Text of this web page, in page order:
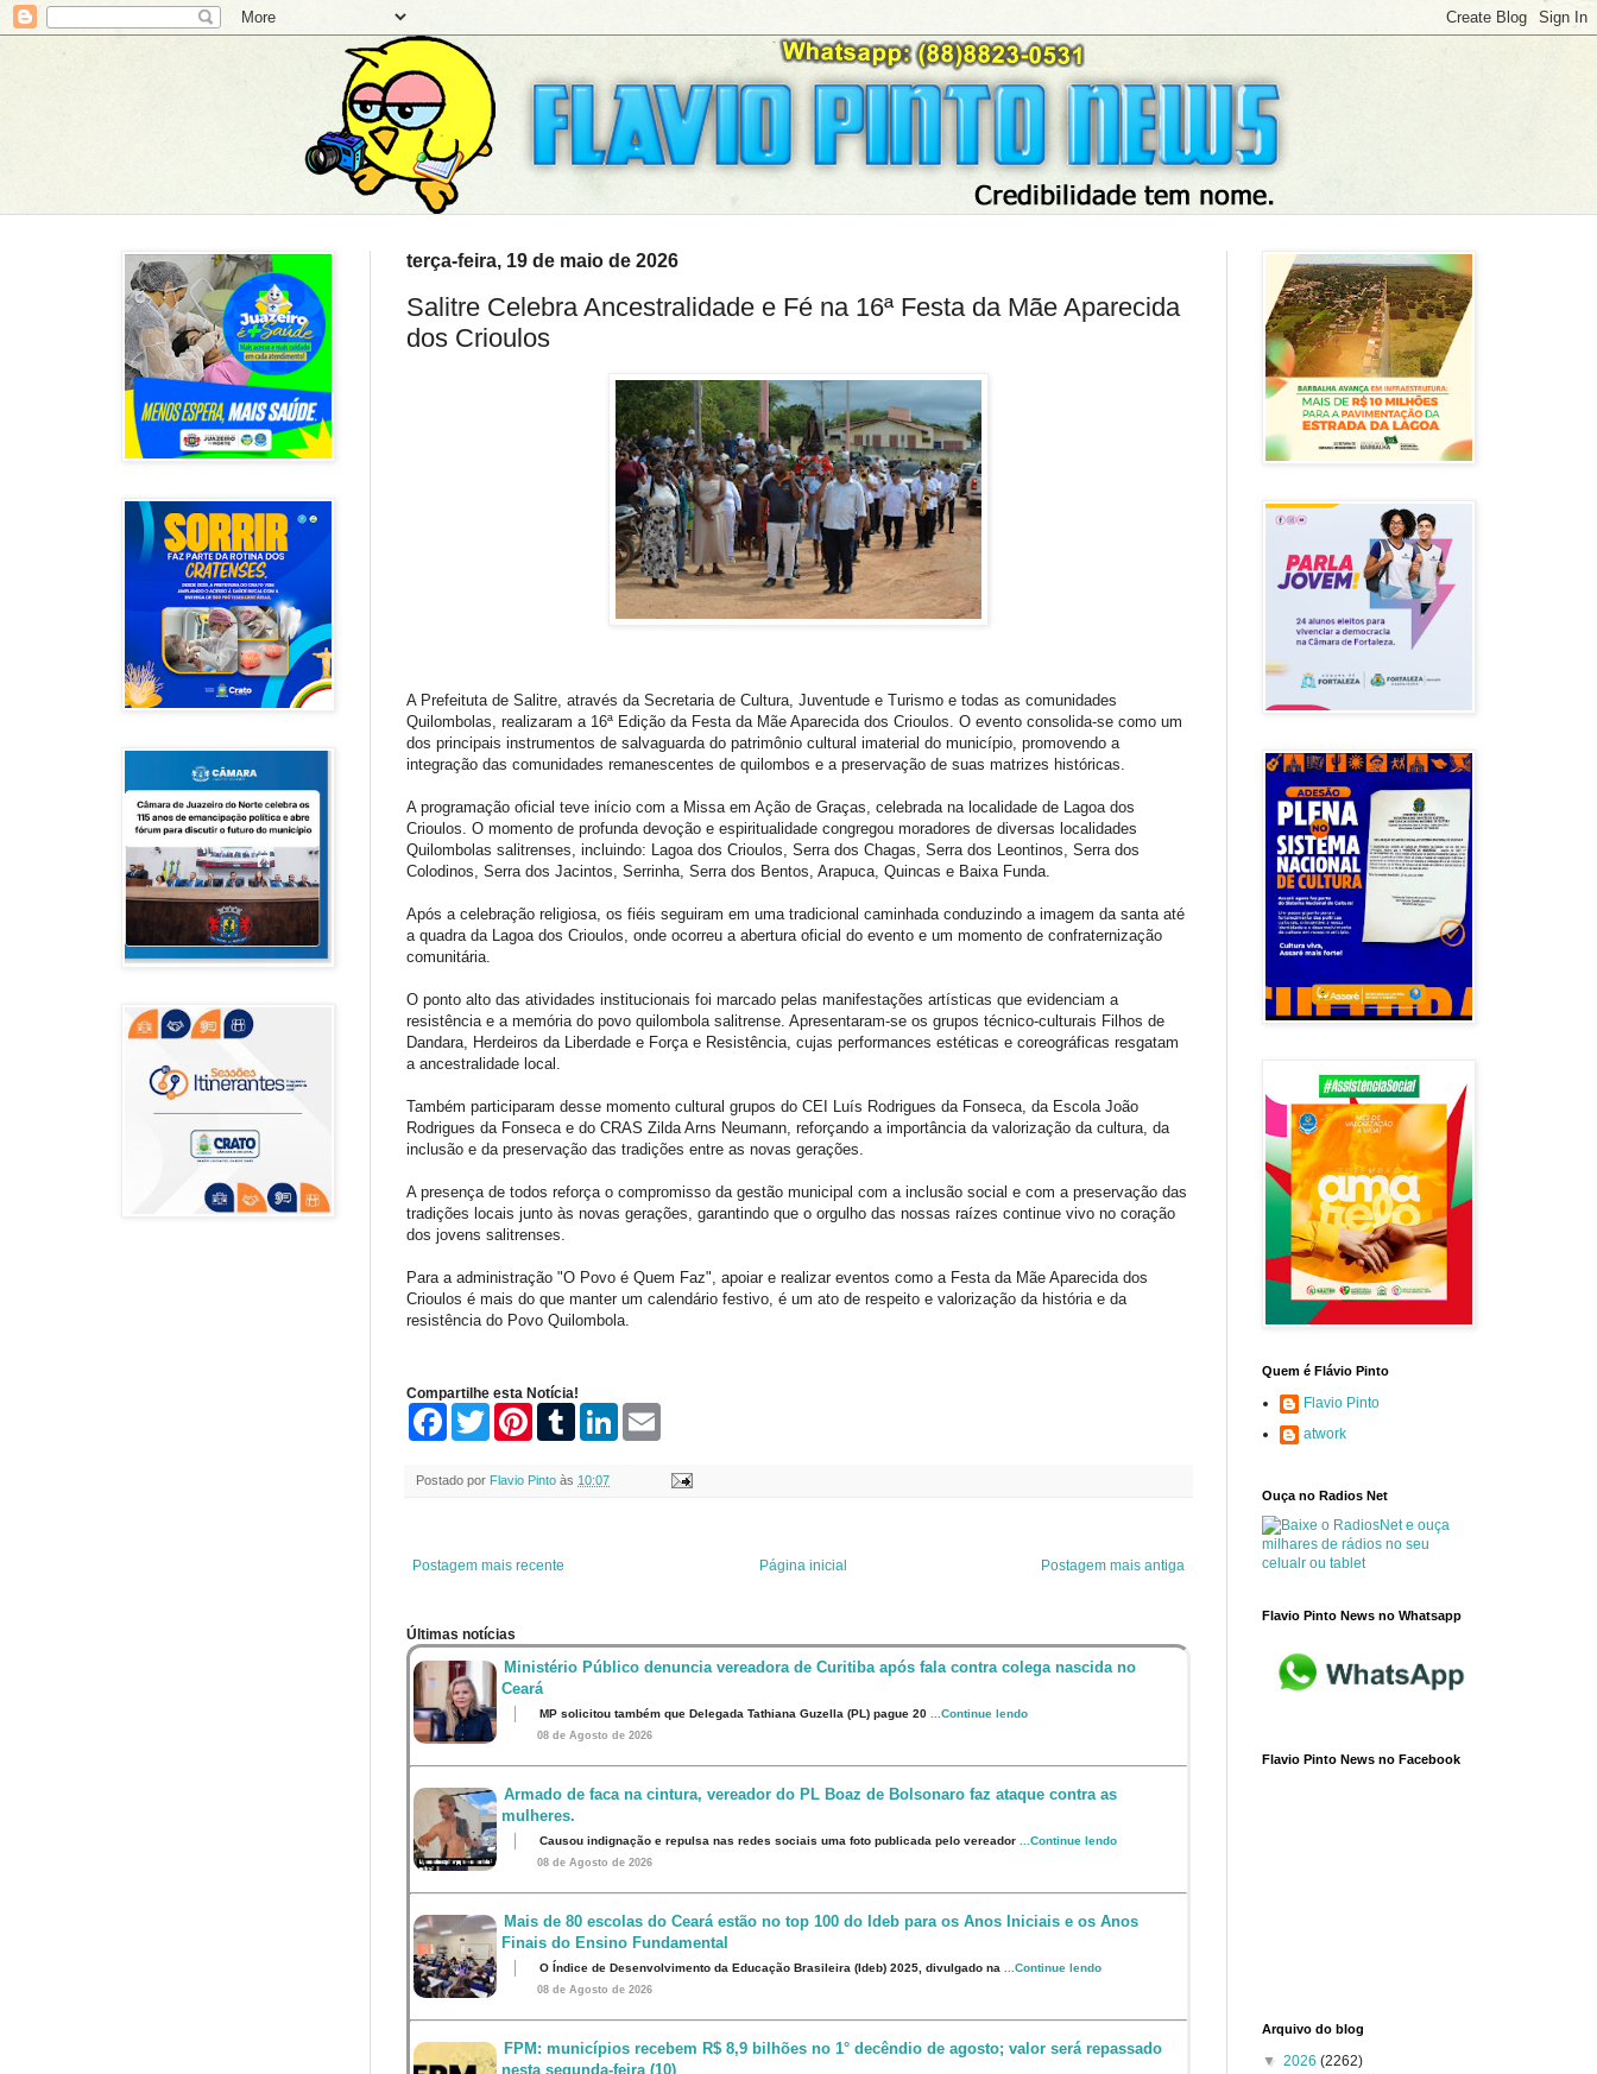
terça-feira, 19 de maio de 2026
Salitre Celebra Ancestralidade e Fé na 16ª Festa da Mãe Aparecida
dos Crioulos
A Prefeituta de Salitre, através da Secretaria de Cultura, Juventude e Turismo e todas as comunidades
Quilombolas, realizaram a 16ª Edição da Festa da Mãe Aparecida dos Crioulos. O evento consolida-se como um
dos principais instrumentos de salvaguarda do patrimônio cultural imaterial do município, promovendo a
integração das comunidades remanescentes de quilombos e a preservação de suas matrizes históricas.
A programação oficial teve início com a Missa em Ação de Graças, celebrada na localidade de Lagoa dos
Crioulos. O momento de profunda devoção e espiritualidade congregou moradores de diversas localidades
Quilombolas salitrenses, incluindo: Lagoa dos Crioulos, Serra dos Chagas, Serra dos Leontinos, Serra dos
Colodinos, Serra dos Jacintos, Serrinha, Serra dos Bentos, Arapuca, Quincas e Baixa Funda.
Após a celebração religiosa, os fiéis seguiram em uma tradicional caminhada conduzindo a imagem da santa até
a quadra da Lagoa dos Crioulos, onde ocorreu a abertura oficial do evento e um momento de confraternização
comunitária.
O ponto alto das atividades institucionais foi marcado pelas manifestações artísticas que evidenciam a
resistência e a memória do povo quilombola salitrense. Apresentaram-se os grupos técnico-culturais Filhos de
Dandara, Herdeiros da Liberdade e Força e Resistência, cujas performances estéticas e coreográficas resgatam
a ancestralidade local.
Também participaram desse momento cultural grupos do CEI Luís Rodrigues da Fonseca, da Escola João
Rodrigues da Fonseca e do CRAS Zilda Arns Neumann, reforçando a importância da valorização da cultura, da
inclusão e da preservação das tradições entre as novas gerações.
A presença de todos reforça o compromisso da gestão municipal com a inclusão social e com a preservação das
tradições locais junto às novas gerações, garantindo que o orgulho das nossas raízes continue vivo no coração
dos jovens salitrenses.
Para a administração "O Povo é Quem Faz", apoiar e realizar eventos como a Festa da Mãe Aparecida dos
Crioulos é mais do que manter um calendário festivo, é um ato de respeito e valorização da história e da
resistência do Povo Quilombola.
Compartilhe esta Notícia!
F
b
T
w
t
P
e
t
T
l
L
Postado por Flavio Pinto às 10:07
Postagem mais recente Postagem mais antiga
Página inicial
Últimas notícias
Ministério Público denuncia vereadora de Curitiba após fala contra colega nascida no
Ceará
MP solicitou também que Delegada Tathiana Guzella (PL) pague 20 ...Continue lendo
08 de Agosto de 2026
Armado de faca na cintura, vereador do PL Boaz de Bolsonaro faz ataque contra as
mulheres.
Causou indignação e repulsa nas redes sociais uma foto publicada pelo vereador ...Continue lendo
08 de Agosto de 2026
Mais de 80 escolas do Ceará estão no top 100 do Ideb para os Anos Iniciais e os Anos
Finais do Ensino Fundamental
O Índice de Desenvolvimento da Educação Brasileira (Ideb) 2025, divulgado na ...Continue lendo
08 de Agosto de 2026
FPM: municípios recebem R$ 8,9 bilhões no 1° decêndio de agosto; valor será repassado
nesta segunda-feira (10)
Quem é Flávio Pinto
Flavio Pinto
atwork
Ouça no Radios Net
Flavio Pinto News no Whatsapp
Flavio Pinto News no Facebook
Arquivo do blog
▼ 2026 (2262)